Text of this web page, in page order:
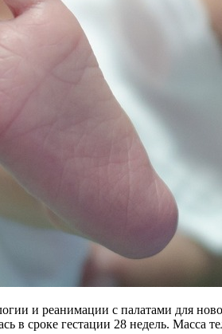
и реанимации с палатами для
в сроке гестации 28 недель. Масса